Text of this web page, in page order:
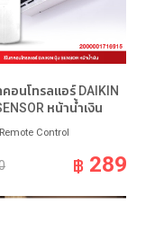
คอนโทรลแอร์ DAIKIN
หน้าน้ำเงิน
Control
฿ 289